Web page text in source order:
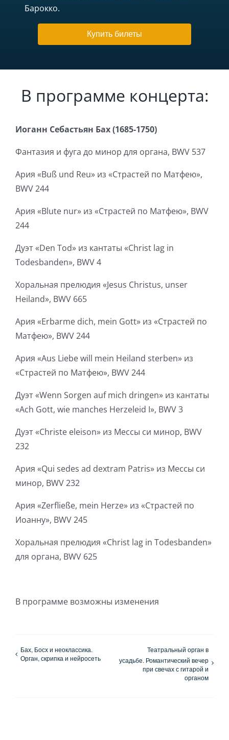
Барокко.
Купить билеты
В программе концерта:
Иоганн Себастьян Бах (1685-1750)
Фантазия и фуга до минор для органа, BWV 537
Ария «Buß und Reu» из «Страстей по Матфею»,
BWV 244
Ария «Blute nur» из «Страстей по Матфею», BWV
244
Дуэт «Den Tod» из кантаты «Christ lag in
Todesbanden», BWV 4
Хоральная прелюдия «Jesus Christus, unser
Heiland», BWV 665
Ария «Erbarme dich, mein Gott» из «Страстей по
Матфею», BWV 244
Ария «Aus Liebe will mein Heiland sterben» из
«Страстей по Матфею», BWV 244
Дуэт «Wenn Sorgen auf mich dringen» из кантаты
«Ach Gott, wie manches Herzeleid I», BWV 3
Дуэт «Christe eleison» из Мессы си минор, BWV
232
Ария «Qui sedes ad dextram Patris» из Мессы си
минор, BWV 232
Ария «Zerfließe, mein Herze» из «Страстей по
Иоанну», BWV 245
Хоральная прелюдия «Christ lag in Todesbanden»
для органа, BWV 625
В программе возможны изменения
Бах, Босх и неоклассика.
Орган, скрипка и нейросеть
Театральный орган в
усадьбе. Романтический вечер
при свечах с гитарой и
органом